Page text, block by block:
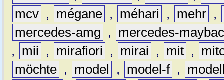
mcv , mégane , méhari , mehr ,
mercedes-amg
,
mercedes-
,
mii , mirafiori , mirai , mit ,
möchte , model , model-f ,